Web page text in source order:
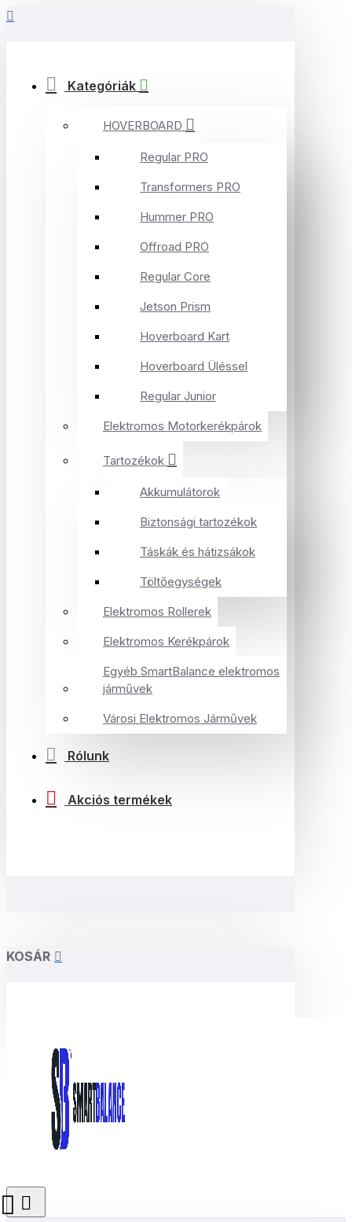
Kategóriák
HOVERBOARD
Regular PRO
Transformers PRO
Hummer PRO
Offroad PRO
Regular Core
Jetson Prism
Hoverboard Kart
Hoverboard Üléssel
Regular Junior
Elektromos Motorkerékpárok
Tartozékok
Akkumulátorok
Biztonsági tartozékok
Táskák és hátizsákok
Töltőegységek
Elektromos Rollerek
Elektromos Kerékpárok
Egyéb SmartBalance elektromos
járművek
Városi Elektromos Járművek
Rólunk
Akciós termékek
KOSÁR